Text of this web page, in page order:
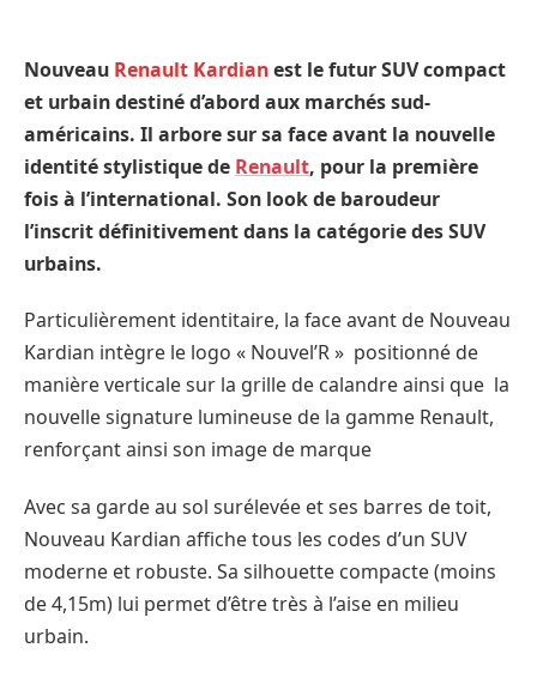
Nouveau Renault Kardianest le futur SUV compact
et urbain destiné d’abord aux marchés sud-
américains. Il arbore sur sa face avant la nouvelle
identité stylistique de Renault, pour la première
fois à l’international. Son look de baroudeur
l’inscrit définitivement dans la catégorie des SUV
urbains.
Particulièrement identitaire, la face avant de Nouveau
Kardian intègre le logo « Nouvel’R » positionné de
manière verticale sur la grille de calandre ainsi que la
nouvelle signature lumineuse de la gamme Renault,
renforçant ainsi son image de marque
Avec sa garde au sol surélevée et ses barres de toit,
Nouveau Kardian affiche tous les codes d’un SUV
moderne et robuste. Sa silhouette compacte (moins
de 4,15m) lui permet d’être très à l’aise en milieu
urbain.